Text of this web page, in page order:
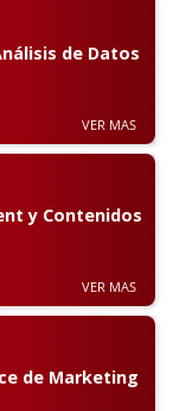
de Datos
VER MAS
y Contenidos
VER MAS
de Marketing